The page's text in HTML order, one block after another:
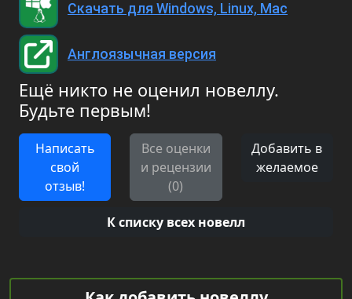
Скачать для Windows, Linux, Mac
Англоязычная версия
Ещё никто не оценил новеллу.
Будьте первым!
Написать
свой
отзыв!
Все оценки
и рецензии
(0)
Добавить в
желаемое
К списку всех новелл